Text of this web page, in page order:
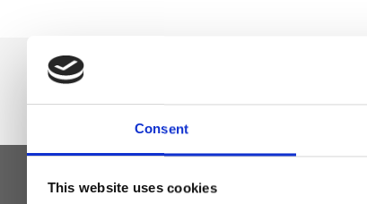
Consent
This website uses cookies